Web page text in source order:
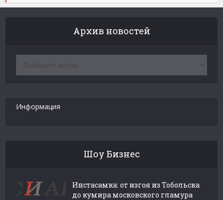
Архив новостей
новостей
Информация
Шоу Бизнес
Инстасамка: от изгоя из Тобольска
до кумира московского гламура